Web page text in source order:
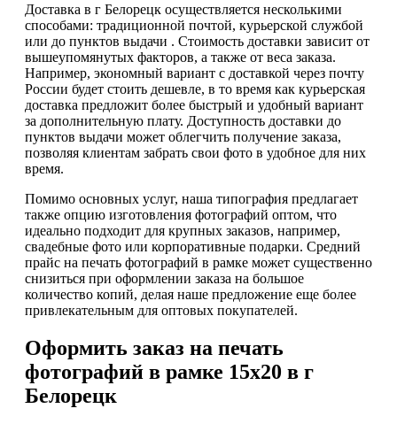
Доставка в г Белорецк осуществляется несколькими
способами: традиционной почтой, курьерской службой
или до пунктов выдачи . Стоимость доставки зависит от
вышеупомянутых факторов, а также от веса заказа.
Например, экономный вариант с доставкой через почту
России будет стоить дешевле, в то время как курьерская
доставка предложит более быстрый и удобный вариант
за дополнительную плату. Доступность доставки до
пунктов выдачи может облегчить получение заказа,
позволяя клиентам забрать свои фото в удобное для них
время.
Помимо основных услуг, наша типография предлагает
также опцию изготовления фотографий оптом, что
идеально подходит для крупных заказов, например,
свадебные фото или корпоративные подарки. Средний
прайс на печать фотографий в рамке может существенно
снизиться при оформлении заказа на большое
количество копий, делая наше предложение еще более
привлекательным для оптовых покупателей.
Оформить заказ на печать
фотографий в рамке 15х20 в г
Белорецк